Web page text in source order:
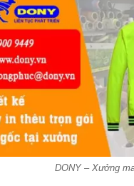
DONY – Xưởng